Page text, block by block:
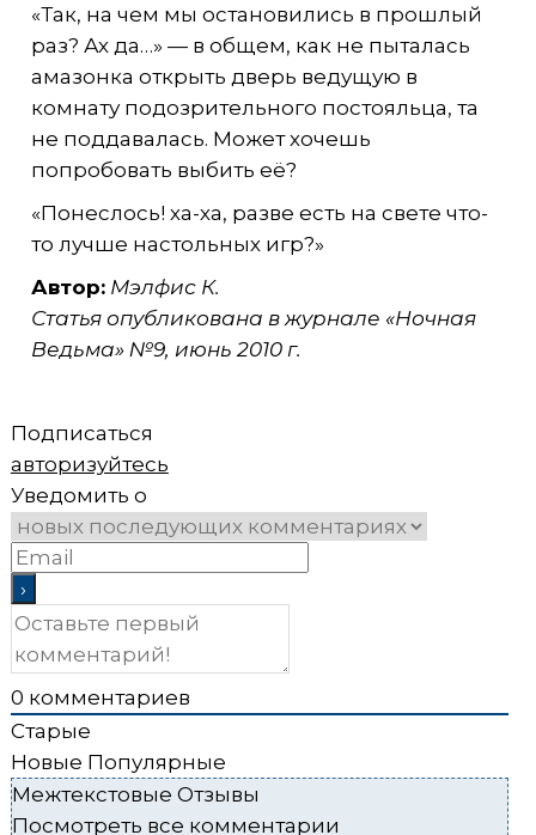
«Так, на чем мы остановились в прошлый
раз? Ах да…» — в общем, как не пыталась
амазонка открыть дверь ведущую в
комнату подозрительного постояльца, та
не поддавалась. Может хочешь
попробовать выбить её?
«Понеслось! ха-ха, разве есть на свете что-
то лучше настольных игр?»
Автор: Мэлфис К.
Статья опубликована в журнале «Ночная
Ведьма» №9, июнь 2010 г.
Подписаться
авторизуйтесь
Уведомить о
0 комментариев
Старые
Новые Популярные
Межтекстовые Отзывы
Посмотреть все комментарии